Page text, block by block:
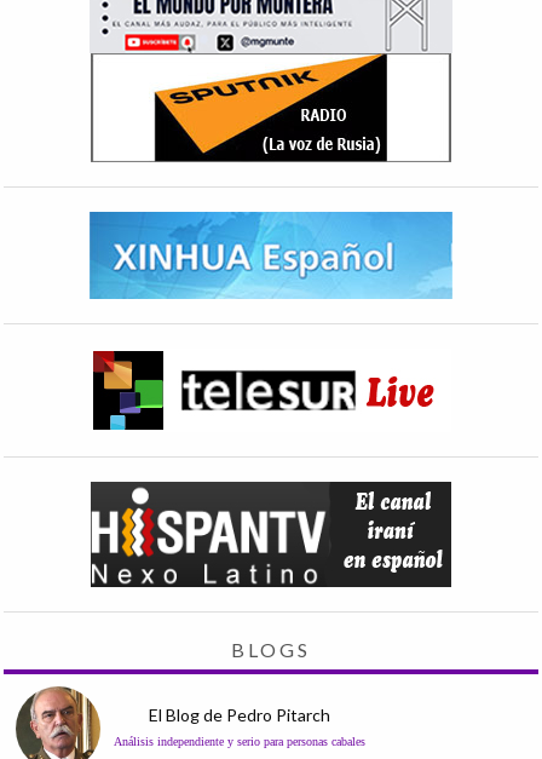
BLOGS
El Blog de Pedro Pitarch
Análisis independiente y serio para personas cabales